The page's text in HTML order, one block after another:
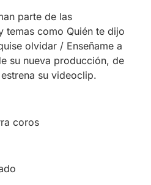
parte de las
temas como Quién te dijo
olvidar / Enseñame a
su nueva producción, de
su videoclip.
coros